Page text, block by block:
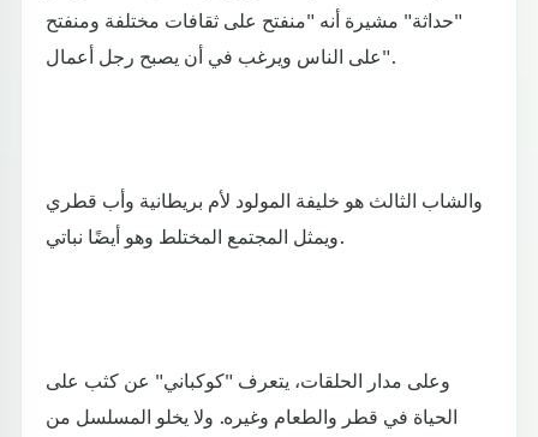
"حداثة" مشيرة أنه "منفتح على ثقافات مختلفة ومنفتح
على الناس ويرغب في أن يصبح رجل أعمال".
والشاب الثالث هو خليفة المولود لأم بريطانية وأب قطري
ويمثل المجتمع المختلط وهو أيضًا نباتي.
وعلى مدار الحلقات، يتعرف "كوكباني" عن كثب على
الحياة في قطر والطعام وغيره. ولا يخلو المسلسل من